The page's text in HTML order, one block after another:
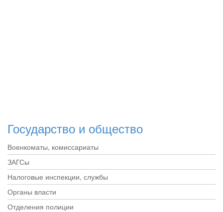
Государство и общество
Военкоматы, комиссариаты
ЗАГСы
Налоговые инспекции, службы
Органы власти
Отделения полиции